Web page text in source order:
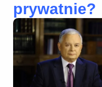
prywatnie?